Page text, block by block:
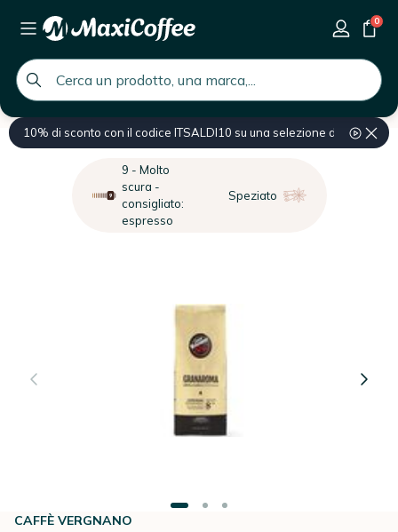
global.search.placeholder
0
10% di sconto con il codice ITSALDI10 su una selezione di prodotti
Home Prodotti professionali Ingrosso Caffè Ingrosso Caffè in
9 - Molto
scura -
consigliato:
espresso
Speziato
CAFFÈ VERGNANO